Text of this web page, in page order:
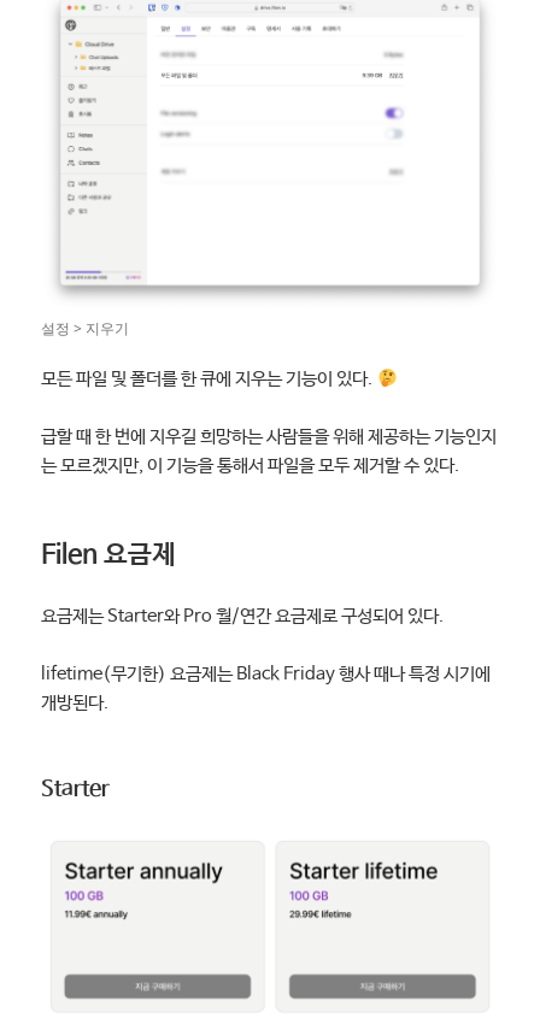
설정 > 지우기
모든 파일 및 폴더를 한 큐에 지우는 기능이 있다.
급할 때 한 번에 지우길 희망하는 사람들을 위해 제공하는 기능인지
는 모르겠지만, 이 기능을 통해서 파일을 모두 제거할 수 있다.
Filen 요금제
요금제는 Starter와 Pro 월/연간 요금제로 구성되어 있다.
lifetime(무기한) 요금제는 Black Friday 행사 때나 특정 시기에
개방된다.
Starter